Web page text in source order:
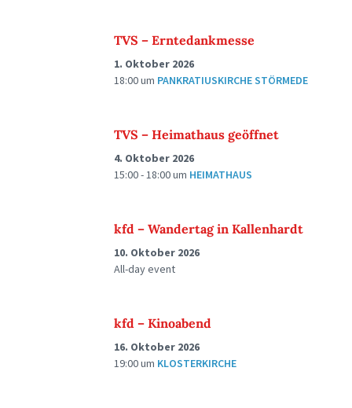
TVS – Erntedankmesse
1. Oktober 2026
18:00um PANKRATIUSKIRCHE STÖRMEDE
TVS – Heimathaus geöffnet
4. Oktober 2026
15:00 - 18:00um HEIMATHAUS
kfd – Wandertag in Kallenhardt
10. Oktober 2026
All-day event
kfd – Kinoabend
16. Oktober 2026
19:00um KLOSTERKIRCHE